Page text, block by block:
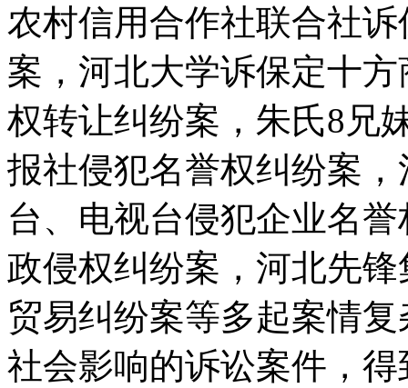
农村信用合作社联合社
案，河北大学诉保定十
权转让纠纷案，朱氏8兄
报社侵犯名誉权纠纷案
台、电视台侵犯企业名
政侵权纠纷案，河北先
贸易纠纷案等多起案情
社会影响的诉讼案件，